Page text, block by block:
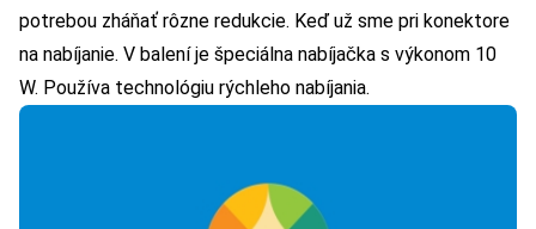
potrebou zháňať rôzne redukcie. Keď už sme pri konektore
na nabíjanie. V balení je špeciálna nabíjačka s výkonom 10
W. Používa technológiu rýchleho nabíjania.